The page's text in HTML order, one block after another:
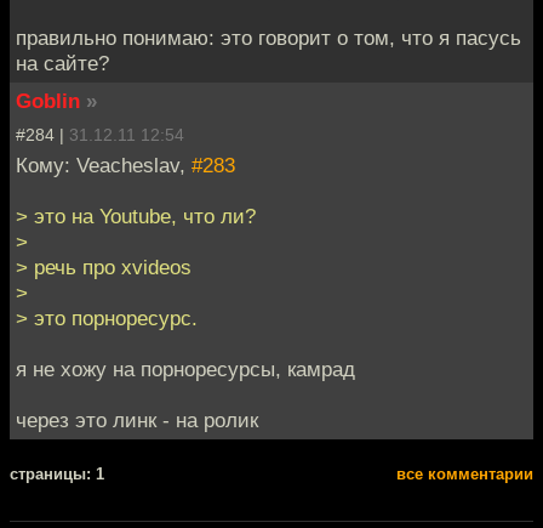
правильно понимаю: это говорит о том, что я пасусь
на сайте?
Goblin »
#284 | 31.12.11 12:54
Кому: Veacheslav, #283
> это на Youtube, что ли?
>
> речь про xvideos
>
> это порноресурс.
я не хожу на порноресурсы, камрад
через это линк - на ролик
cтраницы: 1 все комментарии